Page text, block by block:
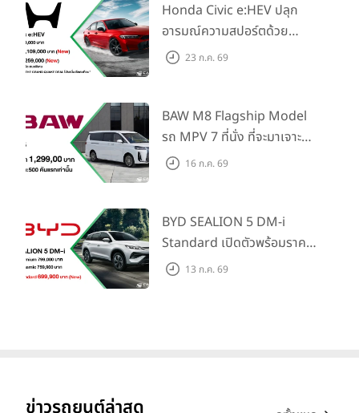
Honda Civic e:HEV ปลุก
อารมณ์ความสปอร์ตด้วย
Honda S+ Shift ครั้งแรกใน
Traffic Monitor เพียงจอง
ภายใน 31 ก.ค. 2569 รับบัตร
น้ำมันมูลค่า 10,000 บาท
23 ก.ค. 69
BAW M8 Flagship Model
รถ MPV 7 ที่นั่ง ที่จะมาเจาะ
ตลาดครอบครัวและองค์กรยุค
แรก)
16 ก.ค. 69
BYD SEALION 5 DM-i
Standard เปิดตัวพร้อมราคา
คาดการณ์ 699,900 บาท รุ่น
13 ก.ค. 69